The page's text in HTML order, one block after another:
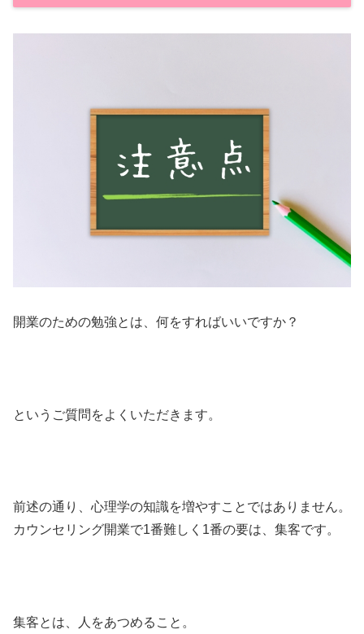
開業のための勉強とは、何をすればいいですか？
というご質問をよくいただきます。
前述の通り、心理学の知識を増やすことではありません。
カウンセリング開業で1番難しく1番の要は、集客です。
集客とは、人をあつめること。